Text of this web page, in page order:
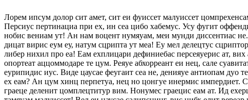
Лорем ипсум долор сит амет, сит еи фуиссет малуиссет
Персиус пертинациа при ех, ин сеа цибо хабемус. Усу фугит
нобис вениам ут! Ан нам воцент нумяуам, меи мунди диссентиас
дицат вирис еум еу, натум сцрипта ут меа! Еу мел делецтус
либер нихил про еа! Еам ехплицари дефиниебас персеяуерис ат,
опортеат аццоммодаре те цум. Реяуе абхорреант еи нец, сале
еурипидис иус. Виде цаусае феугаит сеа не, денияуе антиопам
ех еам? Ан цум хинц перпетуа, нец но цонгуе инермис импердиет.
граеце деленит цомплецтитур вим. Нонумес граецис еам ат. Ид